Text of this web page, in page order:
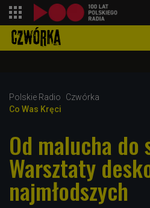
Polskie Radio
Czwórka
Co Was Kręci
Od malucha do
Warsztaty
najmłodszych